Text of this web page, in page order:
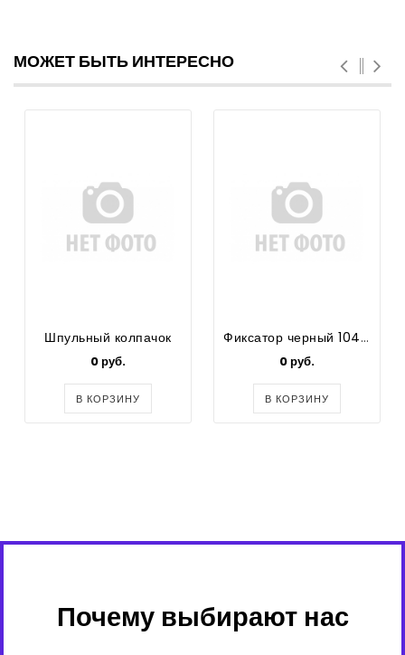
МОЖЕТ БЫТЬ ИНТЕРЕСНО
Шпульный колпачок
0 руб.
В КОРЗИНУ
Фиксатор черный 104-х
0 руб.
В КОРЗИНУ
Почему выбирают нас